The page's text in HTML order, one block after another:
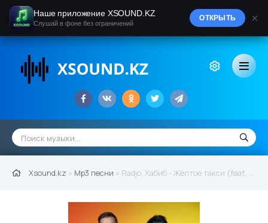
Xsound.kz » Mp3 песни » Radjo, Хабиб - Жёлтое такси (feat. Хабиб) (2021)
Наше приложение XSOUND.KZ
Слушай в фоне без ограничений
ОТКРЫТЬ ×